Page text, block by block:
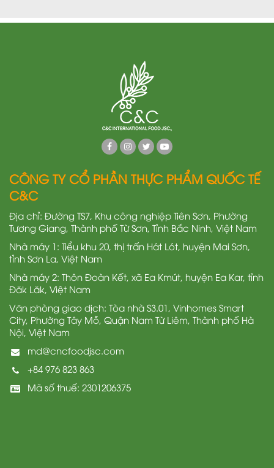
CÔNG TY CỔ PHẦN THỰC PHẨM QUỐC TẾ
C&C
Địa chỉ: Đường TS7, Khu công nghiệp Tiên Sơn, Phường
Tương Giang, Thành phố Từ Sơn, Tỉnh Bắc Ninh, Việt Nam
Nhà máy 1: Tiểu khu 20, thị trấn Hát Lót, huyện Mai Sơn,
tỉnh Sơn La, Việt Nam
Nhà máy 2: Thôn Đoàn Kết, xã Ea Kmút, huyện Ea Kar, tỉnh
Đăk Lăk, Việt Nam
Văn phòng giao dịch: Tòa nhà S3.01, Vinhomes Smart
City, Phường Tây Mỗ, Quận Nam Từ Liêm, Thành phố Hà
Nội, Việt Nam
md@cncfoodjsc.com
+84 976 823 863
Mã số thuế: 2301206375